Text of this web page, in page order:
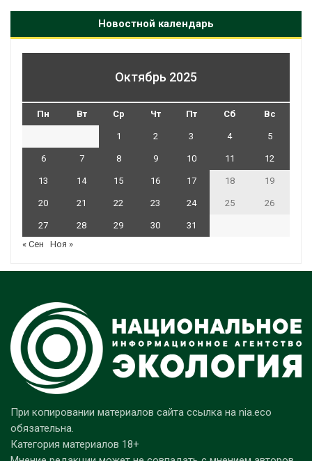
Новостной календарь
Октябрь 2025
Пн Вт Ср Чт Пт Сб Вс
1 2 3 4 5
6 7 8 9 10 11 12
13 14 15 16 17 18 19
20 21 22 23 24 25 26
27 28 29 30
31
« Сен
Ноя »
При копировании материалов сайта ссылка на nia.eco
обязательна.
Категория материалов 18+